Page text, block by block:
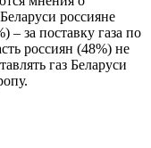
россияне
– за поставку газа по
россиян (48%) не
газ Беларуси